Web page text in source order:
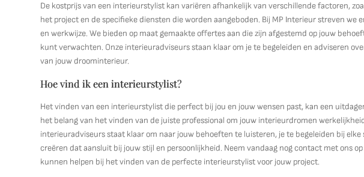
De kostprijs van een interieurstylist kan variëren afhankelijk van verschillende factoren,
het project en de specifieke diensten die worden aangeboden. Bij MP Interieur streven we
en werkwijze. We bieden op maat gemaakte offertes aan die zijn afgestemd op jouw
kunt verwachten. Onze interieuradviseurs staan klaar om je te begeleiden en adviseren
van jouw droominterieur.
Hoe vind ik een interieurstylist?
Het vinden van een interieurstylist die perfect bij jou en jouw wensen past, kan een
het belang van het vinden van de juiste professional om jouw interieurdromen
interieuradviseurs staat klaar om naar jouw behoeften te luisteren, je te begeleiden bij
creëren dat aansluit bij jouw stijl en persoonlijkheid. Neem vandaag nog contact met ons
kunnen helpen bij het vinden van de perfecte interieurstylist voor jouw project.